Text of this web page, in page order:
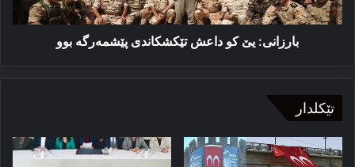
بارزانی: یێ كو داعش تێكشكاندی پێشمەرگە بوو
تێکلدار